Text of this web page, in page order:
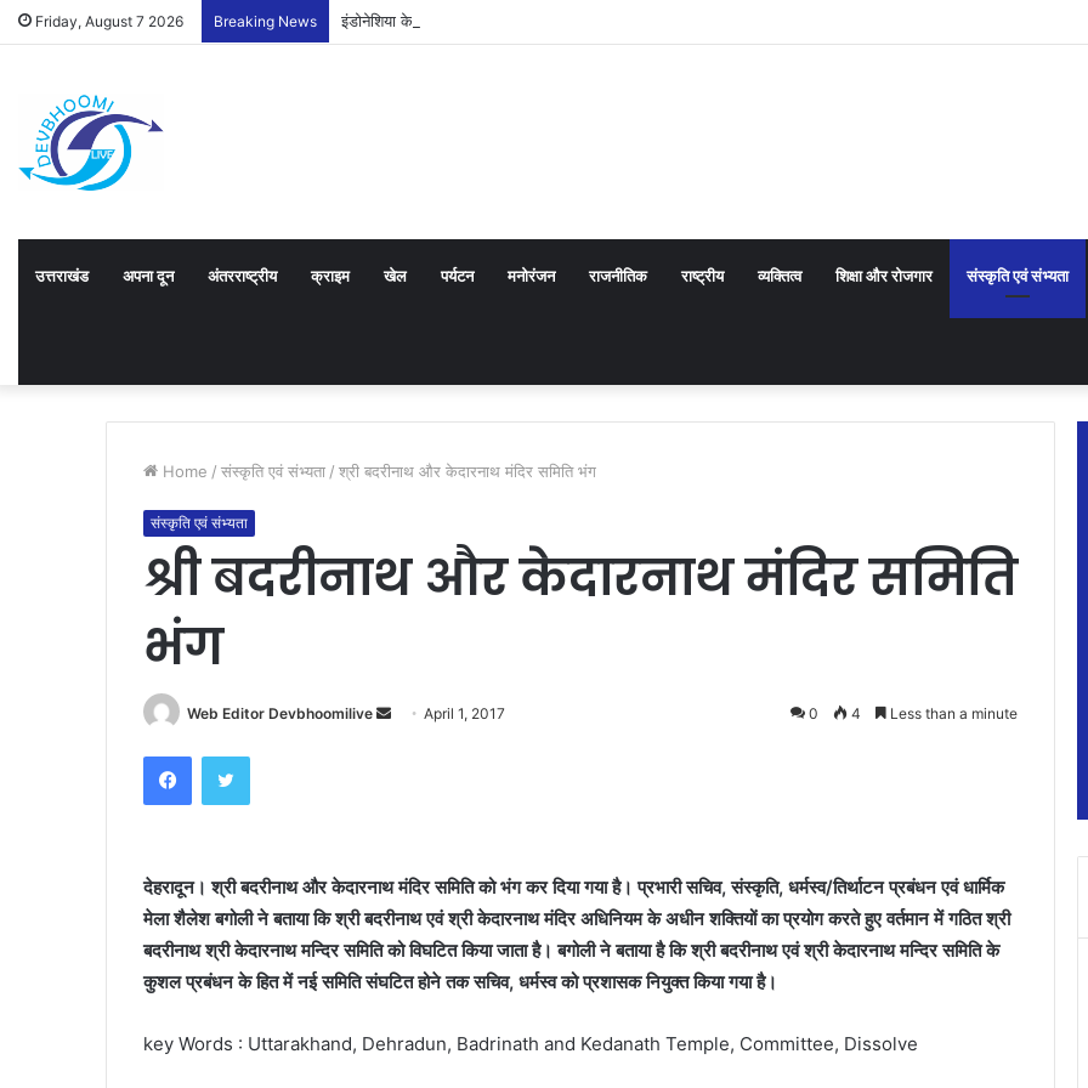
Friday, August 7 2026 Breaking News इंडोनेशिया के राजदूत को उत्तराखंड सरकार के प्रयासों की जानकारी दी
उत्तराखंड अपना दून अंतरराष्ट्रीय क्राइम खेल पर्यटन मनोरंजन राजनीतिक राष्ट्रीय व्यक्तित्व शिक्षा और रोजगार संस्कृति एवं संभ्यता
Home / संस्कृति एवं संभ्यता / श्री बदरीनाथ और केदारनाथ मंदिर समिति भंग
संस्कृति एवं संभ्यता
श्री बदरीनाथ और केदारनाथ मंदिर समिति
भंग
Web Editor Devbhoomilive
SendApril 1, 2017 0 4 Less than a minute
FacebookTwitter
देहरादून। श्री बदरीनाथ और केदारनाथ मंदिर समिति को भंग कर दिया गया है। प्रभारी सचिव, संस्कृति, धर्मस्व/तिर्थाटन प्रबंधन एवं धार्मिक
मेला शैलेश बगोली ने बताया कि श्री बदरीनाथ एवं श्री केदारनाथ मंदिर अधिनियम के अधीन शक्तियों का प्रयोग करते हुए वर्तमान में गठित श्री
बदरीनाथ श्री केदारनाथ मन्दिर समिति को विघटित किया जाता है। बगोली ने बताया है कि श्री बदरीनाथ एवं श्री केदारनाथ मन्दिर समिति के
कुशल प्रबंधन के हित में नई समिति संघटित होने तक सचिव, धर्मस्व को प्रशासक नियुक्त किया गया है।
key Words : Uttarakhand, Dehradun, Badrinath and Kedanath Temple, Committee, Dissolve